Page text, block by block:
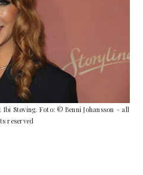
Støving. Foto: © Benni Johansson – all
reserved